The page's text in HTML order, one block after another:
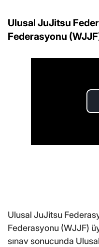
Ulusal JuJitsu
Federasyonu
Ulusal JuJitsu
Federasyonu (WJJF)
sınav sonucunda